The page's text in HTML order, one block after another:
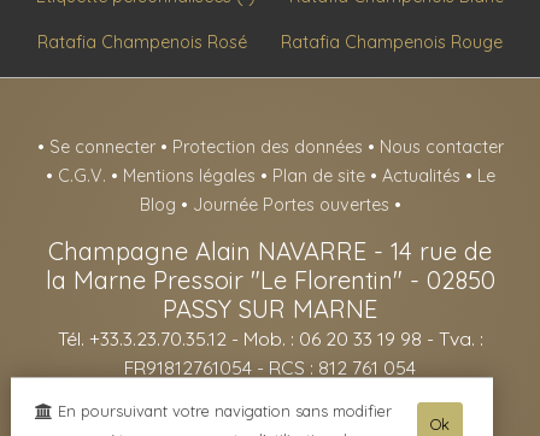
Ratafia Champenois Rosé Ratafia Champenois Rouge
• Se connecter • Protection des données • Nous contacter
• C.G.V. • Mentions légales • Plan de site • Actualités • Le
Blog • Journée Portes ouvertes •
Champagne Alain NAVARRE - 14 rue de
la Marne Pressoir "Le Florentin" - 02850
PASSY SUR MARNE
Tél. +33.3.23.70.35.12 - Mob. : 06 20 33 19 98 - Tva. :
FR91812761054 - RCS : 812 761 054
- L'abus d'alcool est dangereux pour la santé, sachez consommer avec
Ok
En poursuivant votre navigation sans modifier